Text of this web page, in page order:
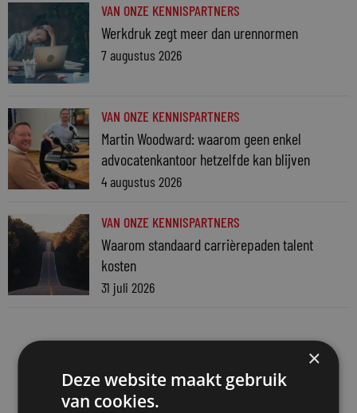
VAN ONZE KENNISPARTNERS
Werkdruk zegt meer dan urennormen
7 augustus 2026
VAN ONZE KENNISPARTNERS
Martin Woodward: waarom geen enkel
advocatenkantoor hetzelfde kan blijven
4 augustus 2026
VAN ONZE KENNISPARTNERS
Waarom standaard carrièrepaden talent
kosten
31 juli 2026
×
Deze website maakt gebruik
van cookies.